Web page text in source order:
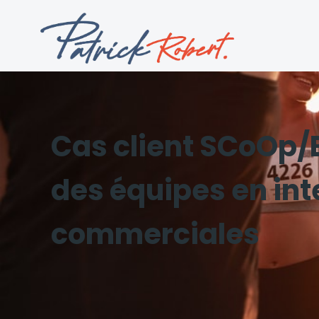
Cas client
des équipes en
commerciales